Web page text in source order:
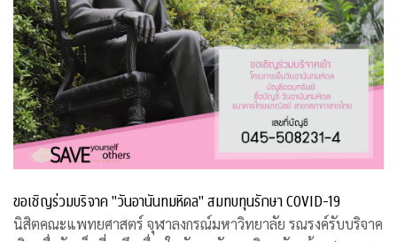
ขอเชิญร่วมบริจาค "วันอานันทมหิดล" สมทบทุนรักษา COVID-19
นิสิตคณะแพทยศาสตร์ จุฬาลงกรณ์มหาวิทยาลัย รณรงค์รับบริจาค